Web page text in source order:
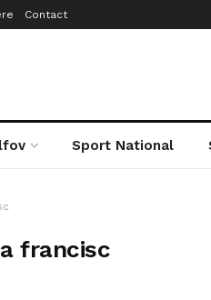
Contact
Sport National
francisc